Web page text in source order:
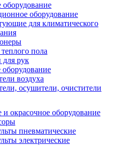
оборудование
оборудование
для климатического
пола
рук
оборудование
воздуха
осушители, очистители
окрасочное оборудование
пневматические
электрические